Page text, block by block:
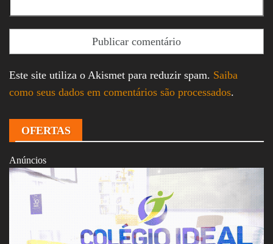
Este site utiliza o Akismet para reduzir spam. Saiba
como seus dados em comentários são processados.
OFERTAS
Anúncios